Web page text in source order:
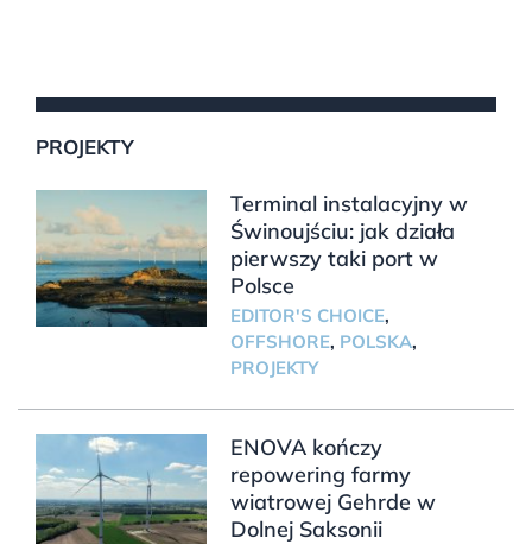
PROJEKTY
Terminal instalacyjny w
Świnoujściu: jak działa
pierwszy taki port w
Polsce
EDITOR'S CHOICE,
OFFSHORE, POLSKA,
PROJEKTY
ENOVA kończy
repowering farmy
wiatrowej Gehrde w
Dolnej Saksonii